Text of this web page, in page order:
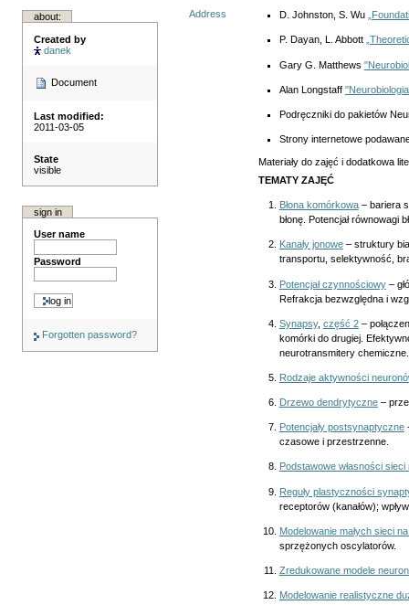
about:
Created by
danek
Document
Last modified:
2011-03-05
State
visible
sign in
User name
Password
Forgotten password?
Address D. Johnston, S. Wu
P. Dayan, L. Abbott
Gary G. Matthews
Alan Longstaff
Podręczniki do pakietów
Strony internetowe
Materiały do zajęć i dodatkowa
TEMATY ZAJĘĆ
Błona komórkowa– bariera
błonę. Potencjał równowagi
Kanały jonowe– struktury
transportu, selektywność,
Potencjał czynnościowy–
Refrakcja bezwzględna i
Synapsy, część 2–
komórki do drugiej.
neurotransmitery
Rodzaje aktywności
Drzewo dendrytyczne–
Potencjały postsynaptyczne-
czasowe i przestrzenne.
Podstawowe własności
Reguły plastyczności
receptorów (kanałów);
Modelowanie małych sieci
sprzężonych oscylatorów.
Zredukowane modele
Modelowanie realistyczne